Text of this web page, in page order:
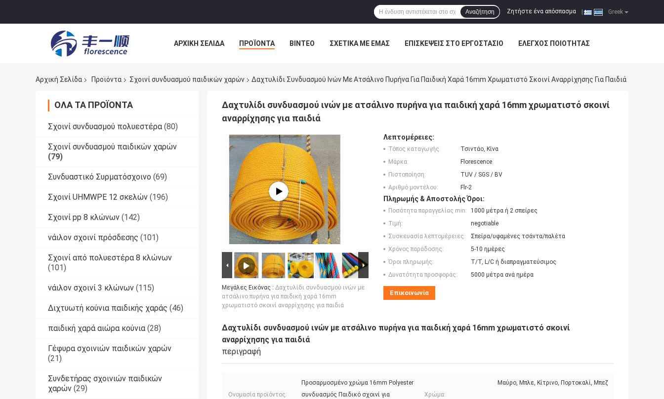
Greek
Ζητήστε ένα απόσπασμα
Αναζήτηση
ΑΡΧΙΚΉ ΣΕΛΊΔΑ ΠΡΟΪΌΝΤΑ ΒΊΝΤΕΟ ΣΧΕΤΙΚΆ ΜΕ ΕΜΆΣ ΕΠΙΣΚΈΨΕΙΣ ΣΤΟ ΕΡΓΟΣΤΆΣΙΟ ΈΛΕΓΧΟΣ ΠΟΙΌΤΗΤΑΣ
Αρχική Σελίδα
Προϊόντα Σχοινί συνδυασμού παιδικών χαρών Δαχτυλίδι Συνδυασμού Ινών Με Ατσάλινο Πυρήνα Για Παιδική Χαρά 16mm Χρωματιστό Σκοινί Αναρρίχησης Για Παιδιά
ΌΛΑ ΤΑ ΠΡΟΪΌΝΤΑ
Σχοινί συνδυασμού πολυεστέρα (80)
Σχοινί συνδυασμού παιδικών χαρών
(79)
Συνδυαστικό Συρματόσχοινο (69)
Σχοινί UHMWPE 12 σκελών (196)
Σχοινί pp 8 κλώνων (142)
νάιλον σχοινί πρόσδεσης (101)
Σχοινί από πολυεστέρα 8 κλώνων
(101)
νάιλον σχοινί 3 κλώνων (115)
Διχτυωτή κούνια παιδικής χαράς (46)
παιδική χαρά αιώρα κούνια (28)
Γέφυρα σχοινιών παιδικών χαρών
(21)
Συνδετήρας σχοινιών παιδικών
χαρών (29)
Δαχτυλίδι συνδυασμού ινών με ατσάλινο πυρήνα για παιδική χαρά 16mm χρωματιστό σκοινί
αναρρίχησης για παιδιά
Μεγάλες Εικόνας : Δαχτυλίδι συνδυασμού ινών με
ατσάλινο πυρήνα για παιδική χαρά 16mm
χρωματιστό σκοινί αναρρίχησης για παιδιά
Λεπτομέρειες:
Τόπος καταγωγής:
Τσιντάο, Κίνα
Μάρκα:
Florescence
Πιστοποίηση:
TUV / SGS / BV
Αριθμό μοντέλου:
Flr-2
Πληρωμής & Αποστολής Όροι:
Ποσότητα παραγγελίας min:
1000 μέτρα ή 2 σπείρες
Τιμή:
negotiable
Συσκευασία λεπτομέρειες:
Σπείρα/υφαμένες τσάντα/παλέτα
Χρόνος παράδοσης:
5-10 ημέρες
Όροι πληρωμής:
T/T, L/C ή διαπραγματεύσιμος
Δυνατότητα προσφοράς:
5000 μέτρα ανά ημέρα
Επικοινωνία
Δαχτυλίδι συνδυασμού ινών με ατσάλινο πυρήνα για παιδική χαρά 16mm χρωματιστό σκοινί
αναρρίχησης για παιδιά
περιγραφή
Ονομασία προϊόντος:
Προσαρμοσμένο χρώμα 16mm Polyester
συνδυασμός Παιδικό σχοινί για
Χρώμα:
Μαύρο, Μπλε, Κίτρινο, Πορτοκαλί, Μπεζ